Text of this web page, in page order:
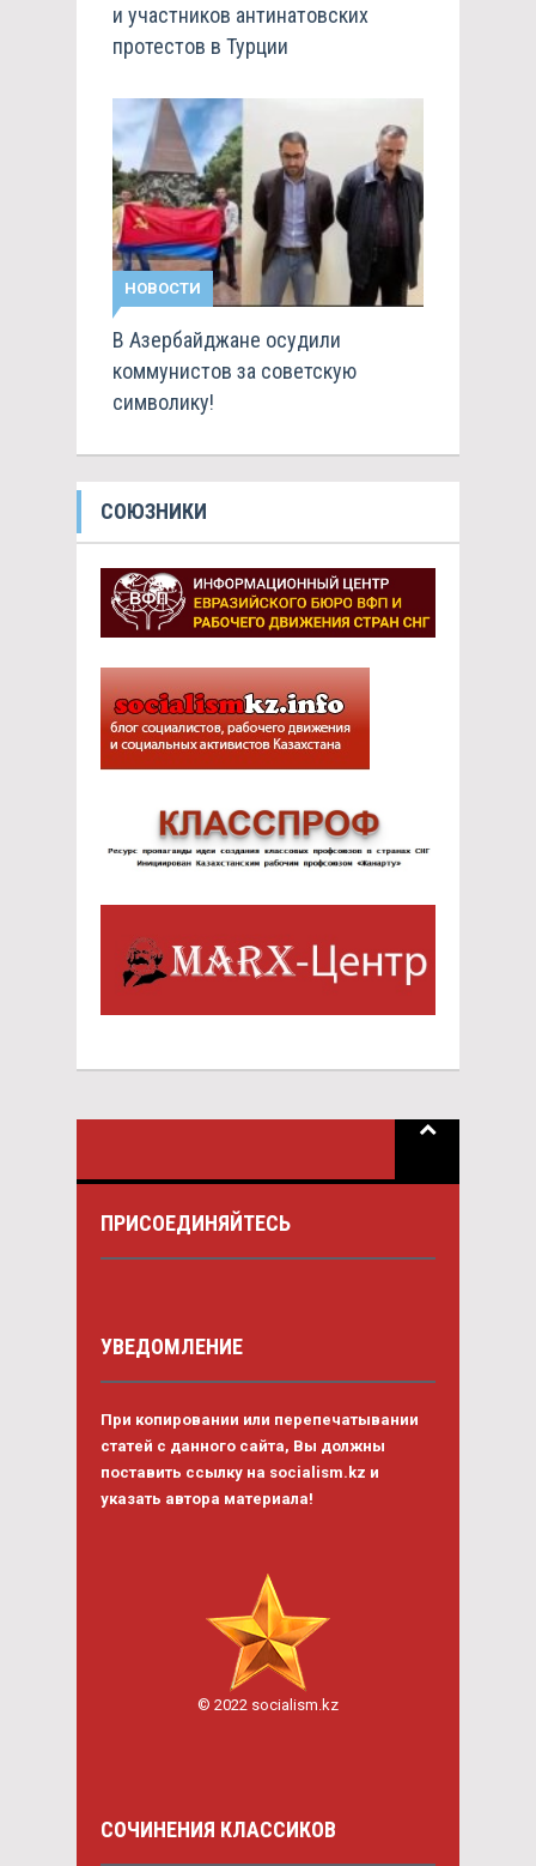
и участников антинатовских
протестов в Турции
НОВОСТИ
В Азербайджане осудили
коммунистов за советскую
символику!
СОЮЗНИКИ
ПРИСОЕДИНЯЙТЕСЬ
УВЕДОМЛЕНИЕ
При копировании или перепечатывании
статей с данного сайта, Вы должны
поставить ссылку на socialism.kz и
указать автора материала!
© 2022 socialism.kz
СОЧИНЕНИЯ КЛАССИКОВ